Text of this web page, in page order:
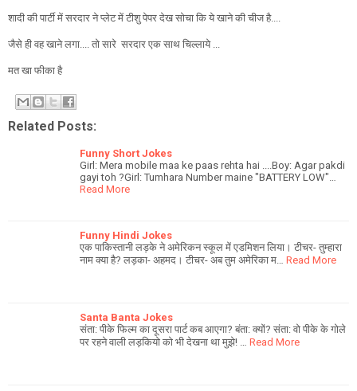
शादी की पार्टी में सरदार ने प्लेट में टीशु पेपर देख सोचा कि ये खाने की चीज है....
जैसे ही वह खाने लगा.... तो सारे सरदार एक साथ चिल्लाये ...
मत खा फीका है
Related Posts:
Funny Short Jokes
Girl: Mera mobile maa ke paas rehta hai ....Boy: Agar pakdi
gayi toh ?Girl: Tumhara Number maine "BATTERY LOW"…
Read More
Funny Hindi Jokes
एक पाकिस्तानी लड़के ने अमेरिकन स्कूल में एडमिशन लिया। टीचर- तुम्हारा
नाम क्या है? लड़का- अहमद। टीचर- अब तुम अमेरिका म… Read More
Santa Banta Jokes
संता: पीके फिल्म का दूसरा पार्ट कब आएगा? बंता: क्यों? संता: वो पीके के गोले
पर रहने वाली लड़कियो को भी देखना था मुझे! … Read More